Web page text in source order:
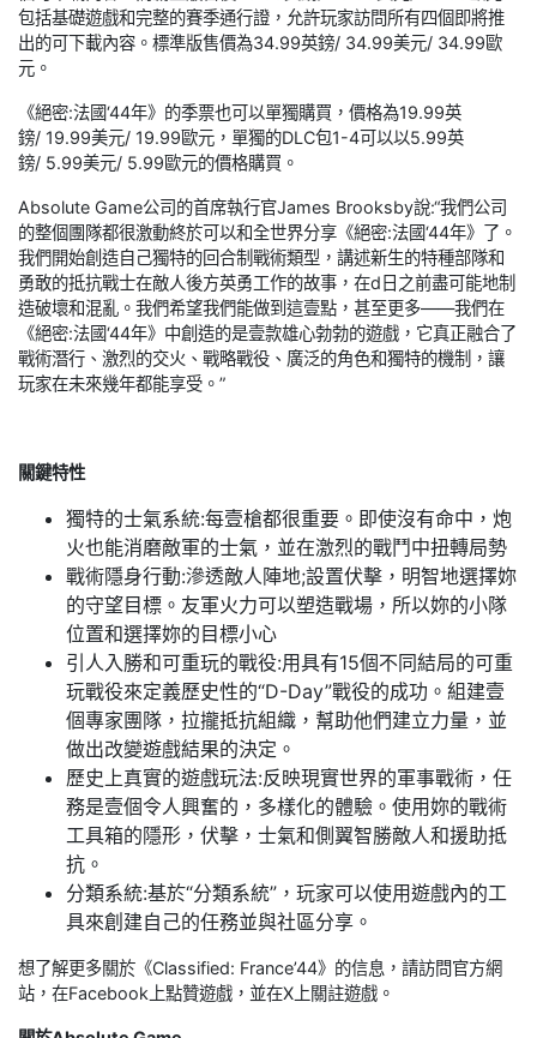
包括基礎遊戲和完整的賽季通行證，允許玩家訪問所有四個即將推
出的可下載內容。標準版售價為34.99英鎊/ 34.99美元/ 34.99歐
元。
《絕密:法國‘44年》的季票也可以單獨購買，價格為19.99英
鎊/ 19.99美元/ 19.99歐元，單獨的DLC包1-4可以以5.99英
鎊/ 5.99美元/ 5.99歐元的價格購買。
Absolute Game公司的首席執行官James Brooksby說:“我們公司
的整個團隊都很激動終於可以和全世界分享《絕密:法國‘44年》了。
我們開始創造自己獨特的回合制戰術類型，講述新生的特種部隊和
勇敢的抵抗戰士在敵人後方英勇工作的故事，在d日之前盡可能地制
造破壞和混亂。我們希望我們能做到這壹點，甚至更多——我們在
《絕密:法國‘44年》中創造的是壹款雄心勃勃的遊戲，它真正融合了
戰術潛行、激烈的交火、戰略戰役、廣泛的角色和獨特的機制，讓
玩家在未來幾年都能享受。”
關鍵特性
獨特的士氣系統:每壹槍都很重要。即使沒有命中，炮
火也能消磨敵軍的士氣，並在激烈的戰鬥中扭轉局勢
戰術隱身行動:滲透敵人陣地;設置伏擊，明智地選擇妳
的守望目標。友軍火力可以塑造戰場，所以妳的小隊
位置和選擇妳的目標小心
引人入勝和可重玩的戰役:用具有15個不同結局的可重
玩戰役來定義歷史性的“D-Day”戰役的成功。組建壹
個專家團隊，拉攏抵抗組織，幫助他們建立力量，並
做出改變遊戲結果的決定。
歷史上真實的遊戲玩法:反映現實世界的軍事戰術，任
務是壹個令人興奮的，多樣化的體驗。使用妳的戰術
工具箱的隱形，伏擊，士氣和側翼智勝敵人和援助抵
抗。
分類系統:基於“分類系統”，玩家可以使用遊戲內的工
具來創建自己的任務並與社區分享。
想了解更多關於《Classified: France’44》的信息，請訪問官方網
站，在Facebook上點贊遊戲，並在X上關註遊戲。